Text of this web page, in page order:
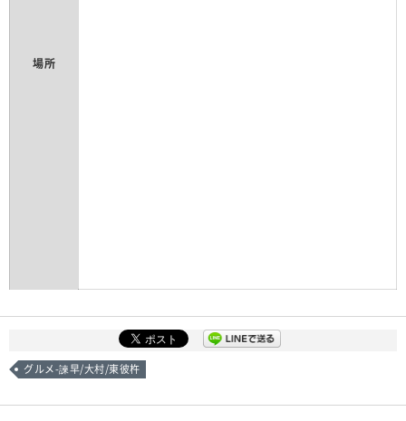
場所
グルメ-諫早/大村/東彼杵